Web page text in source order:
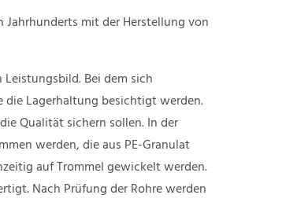
Jahrhunderts mit der Herstellung von
Bei dem sich
die Lagerhaltung besichtigt werden.
Qualität sichern sollen. In der
werden, die aus PE-Granulat
auf Trommel gewickelt werden.
Nach Prüfung der Rohre werden